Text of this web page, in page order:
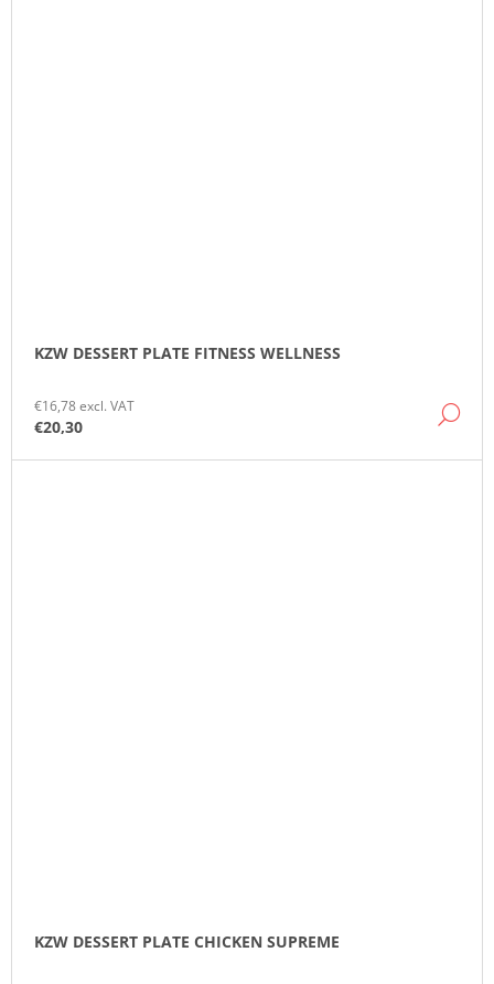
KZW DESSERT PLATE FITNESS WELLNESS
€16,78 excl. VAT
€20,30
KZW DESSERT PLATE CHICKEN SUPREME